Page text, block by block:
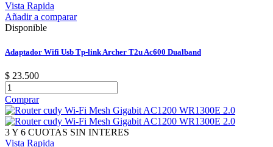
Vista Rapida
Añadir a comparar
Disponible
Adaptador Wifi Usb Tp-link Archer T2u Ac600 Dualband
$ 23.500
Comprar
3 Y 6 CUOTAS SIN INTERES
Vista Rapida